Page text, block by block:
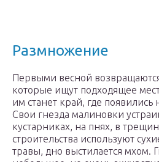
Размножение
Первыми весной
которые ищут подходящее
им станет край, где появились
Свои гнезда малиновки
кустарниках, на пнях, в
строительства используют
травы, дно выстилается мхом.